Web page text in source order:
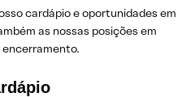
cardápio e oportunidades em
as nossas posições em